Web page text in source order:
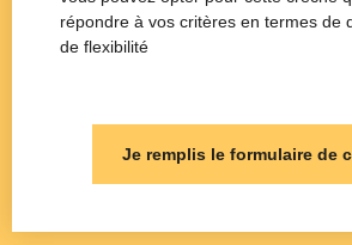
répondre à vos critères en termes de
de flexibilité
Je remplis le formulaire de